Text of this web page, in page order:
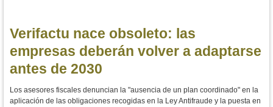
Verifactu nace obsoleto: las
empresas deberán volver a adaptarse
antes de 2030
Los asesores fiscales denuncian la "ausencia de un plan coordinado" en la
aplicación de las obligaciones recogidas en la Ley Antifraude y la puesta en